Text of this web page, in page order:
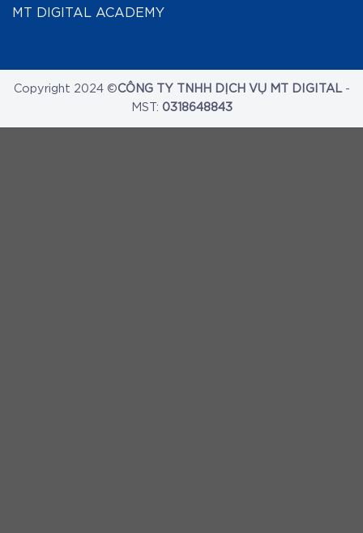
MT DIGITAL ACADEMY
Copyright 2024 ©CÔNG TY TNHH DỊCH VỤ MT DIGITAL-
MST: 0318648843